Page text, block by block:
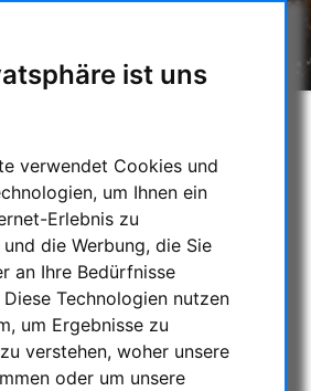
ist uns
verwendet Cookies und
um Ihnen ein
Erlebnis zu
die Werbung, die Sie
an Ihre Bedürfnisse
Diese Technologien nutzen
um Ergebnisse zu
verstehen, woher unsere
oder um unsere
, WÄRMEKAMERAS &
TELESCOPES